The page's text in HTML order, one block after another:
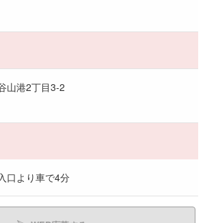
山港2丁目3-2
口より車で4分